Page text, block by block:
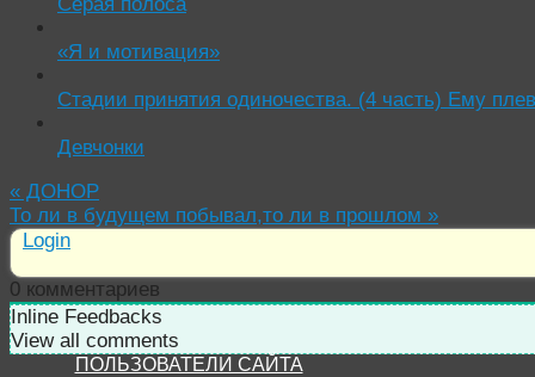
«Я и мотивация»
Стадии принятия одиночества. (4 часть) Ему
Девчонки
« ДОНОР
То ли в будущем побывал,то ли в прошлом »
Login
0 комментариев
Inline Feedbacks
View all comments
ПОЛЬЗОВАТЕЛИ САЙТА